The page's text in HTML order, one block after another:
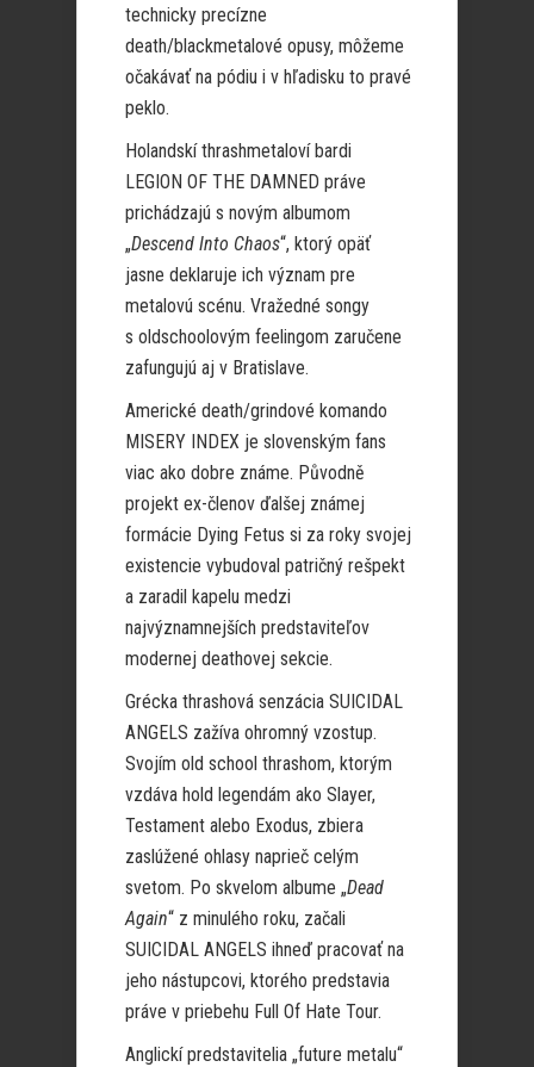
technicky precízne
death/blackmetalové opusy, môžeme
očakávať na pódiu i v hľadisku to pravé
peklo.
Holandskí thrashmetaloví bardi
LEGION OF THE DAMNED práve
prichádzajú s novým albumom
„Descend Into Chaos“, ktorý opäť
jasne deklaruje ich význam pre
metalovú scénu. Vražedné songy
s oldschoolovým feelingom zaručene
zafungujú aj v Bratislave.
Americké death/grindové komando
MISERY INDEX je slovenským fans
viac ako dobre známe. Původně
projekt ex-členov ďalšej známej
formácie Dying Fetus si za roky svojej
existencie vybudoval patričný rešpekt
a zaradil kapelu medzi
najvýznamnejších predstaviteľov
modernej deathovej sekcie.
Grécka thrashová senzácia SUICIDAL
ANGELS zažíva ohromný vzostup.
Svojím old school thrashom, ktorým
vzdáva hold legendám ako Slayer,
Testament alebo Exodus, zbiera
zaslúžené ohlasy naprieč celým
svetom. Po skvelom albume „Dead
Again“ z minulého roku, začali
SUICIDAL ANGELS ihneď pracovať na
jeho nástupcovi, ktorého predstavia
práve v priebehu Full Of Hate Tour.
Anglickí predstavitelia „future metalu“